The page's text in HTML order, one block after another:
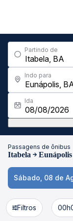
Partindo de
Indo para
Ida
Passagens de ônibus
Itabela Eunápolis
Sábado, 08 de
Filtros